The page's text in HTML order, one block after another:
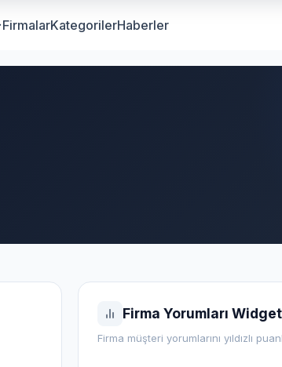
FirmalarKategorilerHaberler
Firma Yorumları
Firma müşteri yorumlarını yıldızlı